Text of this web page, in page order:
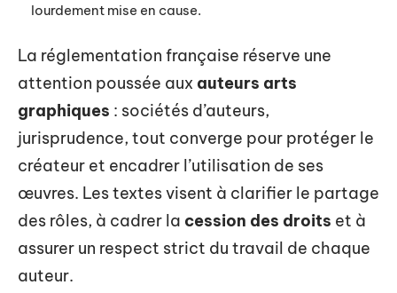
lourdement mise en cause.
La réglementation française réserve une
attention poussée aux auteurs arts
graphiques : sociétés d’auteurs,
jurisprudence, tout converge pour protéger le
créateur et encadrer l’utilisation de ses
œuvres. Les textes visent à clarifier le partage
des rôles, à cadrer la cession des droits et à
assurer un respect strict du travail de chaque
auteur.